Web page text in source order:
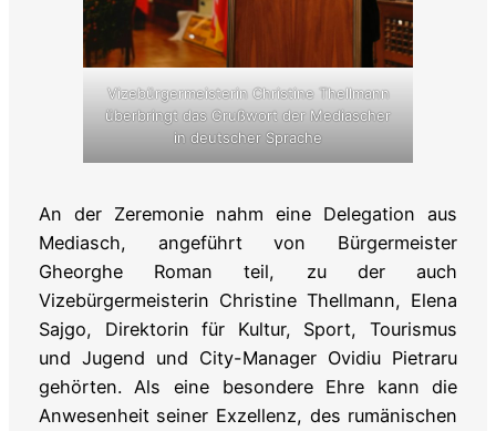
Vizebürgermeisterin Christine Thellmann
überbringt das Grußwort der Mediascher
in deutscher Sprache
An der Zeremonie nahm eine Delegation aus
Mediasch, angeführt von Bürgermeister
Gheorghe Roman teil, zu der auch
Vizebürgermeisterin Christine Thellmann, Elena
Sajgo, Direktorin für Kultur, Sport, Tourismus
und Jugend und City-Manager Ovidiu Pietraru
gehörten. Als eine besondere Ehre kann die
Anwesenheit seiner Exzellenz, des rumänischen